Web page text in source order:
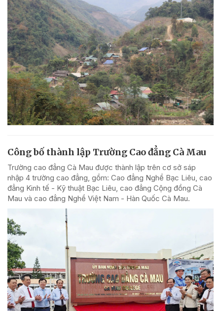
Công bố thành lập Trường Cao đẳng Cà Mau
Trường cao đẳng Cà Mau được thành lập trên cơ sở sáp
nhập 4 trường cao đẳng, gồm: Cao đẳng Nghề Bạc Liêu, cao
đẳng Kinh tế - Kỹ thuật Bạc Liêu, cao đẳng Cộng đồng Cà
Mau và cao đẳng Nghề Việt Nam - Hàn Quốc Cà Mau.